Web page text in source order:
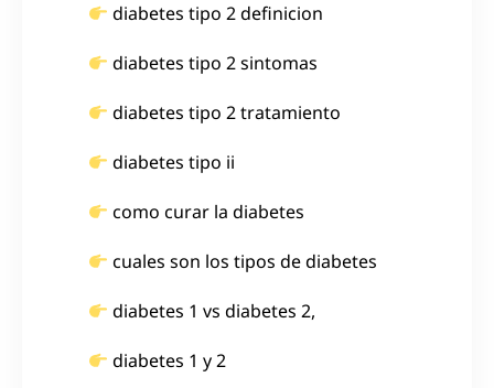
diabetes tipo 2 definicion
diabetes tipo 2 sintomas
diabetes tipo 2 tratamiento
diabetes tipo ii
como curar la diabetes
cuales son los tipos de diabetes
diabetes 1 vs diabetes 2,
diabetes 1 y 2